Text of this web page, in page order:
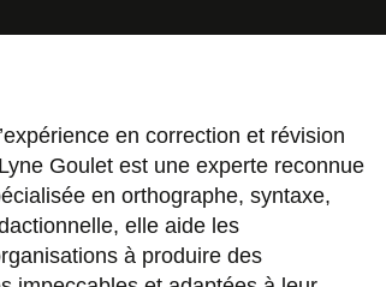
en correction et révision
Goulet est une experte reconnue
en orthographe, syntaxe,
elle aide les
à produire des